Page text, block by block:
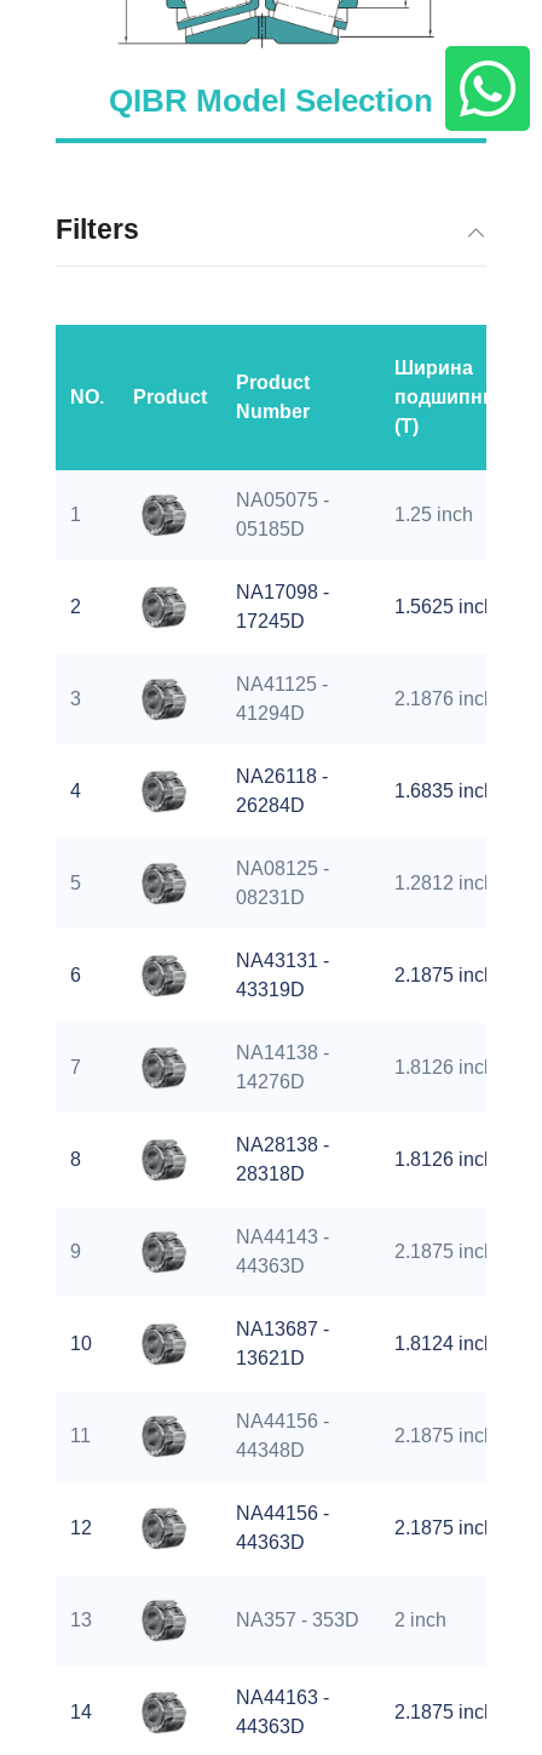
QIBR Model Selection
Filters
NO. Product
Product
Number
Ширина
подшипника
(T)
1
NA05075 -
05185D
1.25 inch
2
NA17098 -
17245D
1.5625 inch
3
NA41125 -
41294D
2.1876 inch
4
NA26118 -
26284D
1.6835 inch
5
NA08125 -
08231D
1.2812 inch
6
NA43131 -
43319D
2.1875 inch
7
NA14138 -
14276D
1.8126 inch
8
NA28138 -
28318D
1.8126 inch
9
NA44143 -
44363D
2.1875 inch
10
NA13687 -
13621D
1.8124 inch
11
NA44156 -
44348D
2.1875 inch
12
NA44156 -
44363D
2.1875 inch
13 NA357 - 353D 2 inch
14
NA44163 -
44363D
2.1875 inch